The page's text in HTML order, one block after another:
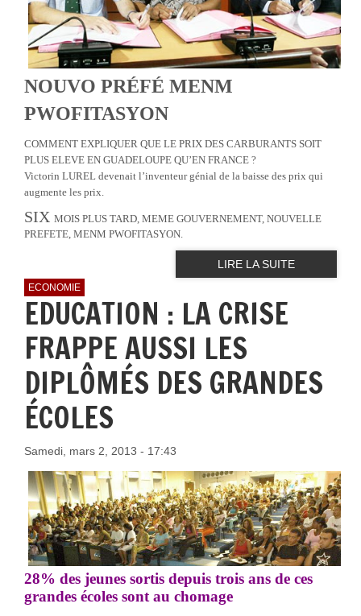
NOUVO PRÉFÉ MENM
PWOFITASYON
COMMENT EXPLIQUER QUE LE PRIX DES CARBURANTS SOIT
PLUS ELEVE EN GUADELOUPE QU’EN FRANCE ?
Victorin LUREL devenait l’inventeur génial de la baisse des prix qui
augmente les prix.
SIX MOIS PLUS TARD, MEME GOUVERNEMENT, NOUVELLE
PREFETE, MENM PWOFITASYON.
LIRE LA SUITE
ECONOMIE
EDUCATION : LA CRISE
FRAPPE AUSSI LES
DIPLÔMÉS DES GRANDES
ÉCOLES
Samedi, mars 2, 2013 - 17:43
28% des jeunes sortis depuis trois ans de ces
grandes écoles sont au chomage